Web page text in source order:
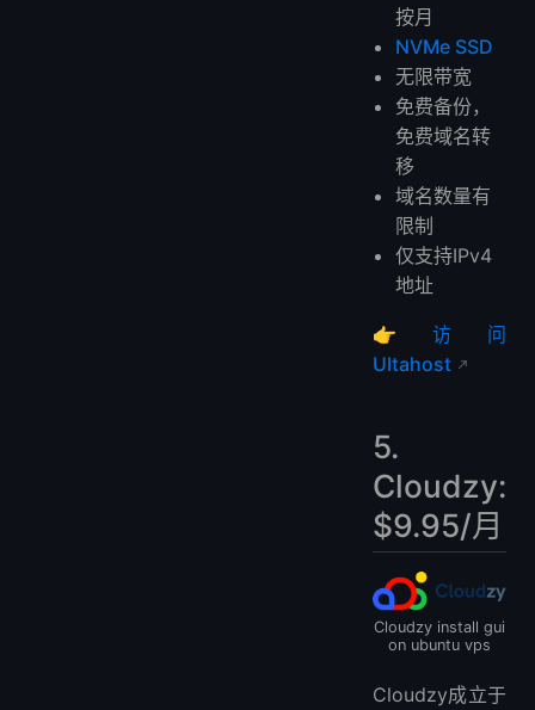
按月
NVMe SSD
无限带宽
免费备份，
免费域名转
移
域名数量有
限制
仅支持IPv4
地址
👉 访问
Ultahost
5.
Cloudzy:
$9.95/月
Cloudzy install gui
on ubuntu vps
Cloudzy成立于